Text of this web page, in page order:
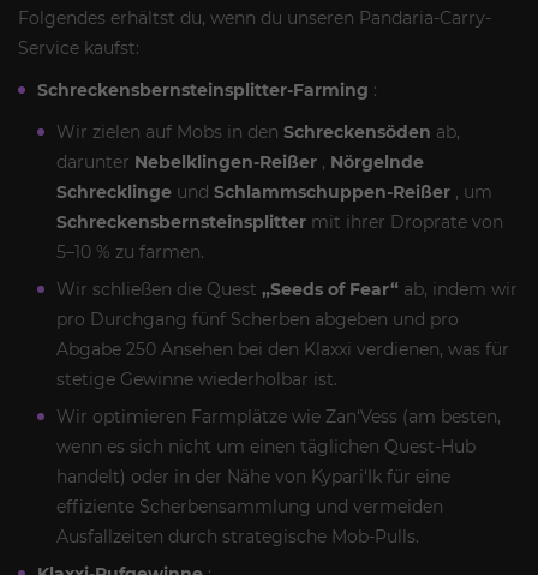
Folgendes erhältst du, wenn du unseren Pandaria-Carry-
Service kaufst:
Schreckensbernsteinsplitter-Farming :
Wir zielen auf Mobs in den Schreckensöden ab,
darunter Nebelklingen-Reißer , Nörgelnde
Schrecklinge und Schlammschuppen-Reißer , um
Schreckensbernsteinsplitter mit ihrer Droprate von
5–10 % zu farmen.
Wir schließen die Quest „Seeds of Fear“ ab, indem wir
pro Durchgang fünf Scherben abgeben und pro
Abgabe 250 Ansehen bei den Klaxxi verdienen, was für
stetige Gewinne wiederholbar ist.
Wir optimieren Farmplätze wie Zan‘Vess (am besten,
wenn es sich nicht um einen täglichen Quest-Hub
handelt) oder in der Nähe von Kypari‘Ik für eine
effiziente Scherbensammlung und vermeiden
Ausfallzeiten durch strategische Mob-Pulls.